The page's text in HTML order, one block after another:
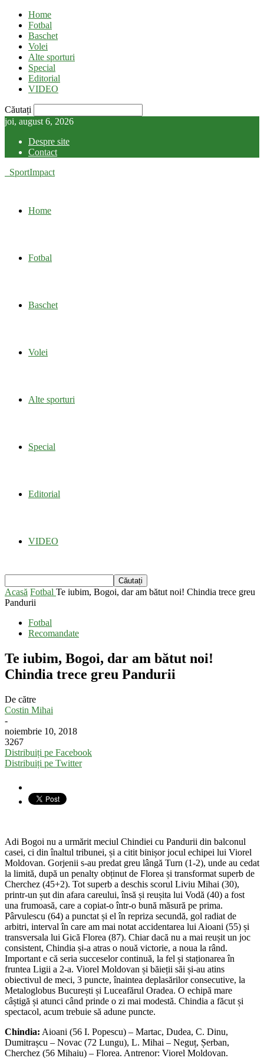
Home
Fotbal
Baschet
Volei
Alte sporturi
Special
Editorial
VIDEO
Căutați
joi, august 6, 2026
Despre site
Contact
SportImpact
Home
Fotbal
Baschet
Volei
Alte sporturi
Special
Editorial
VIDEO
Acasă Fotbal Te iubim, Bogoi, dar am bătut noi! Chindia trece greu
Pandurii
Fotbal
Recomandate
Te iubim, Bogoi, dar am bătut noi!
Chindia trece greu Pandurii
De către
Costin Mihai
-
noiembrie 10, 2018
3267
Distribuiți pe Facebook
Distribuiți pe Twitter
Adi Bogoi nu a urmărit meciul Chindiei cu Pandurii din balconul
casei, ci din înaltul tribunei, și a citit binișor jocul echipei lui Viorel
Moldovan. Gorjenii s-au predat greu lângă Turn (1-2), unde au cedat
la limită, după un penalty obținut de Florea și transformat superb de
Cherchez (45+2). Tot superb a deschis scorul Liviu Mihai (30),
printr-un șut din afara careului, însă și reușita lui Vodă (40) a fost
una frumoasă, care a copiat-o într-o bună măsură pe prima.
Pârvulescu (64) a punctat și el în repriza secundă, gol radiat de
arbitri, interval în care am mai notat accidentarea lui Aioani (55) și
transversala lui Gică Florea (87). Chiar dacă nu a mai reușit un joc
consistent, Chindia și-a atras o nouă victorie, a noua la rând.
Important e că seria succeselor continuă, la fel și staționarea în
fruntea Ligii a 2-a. Viorel Moldovan și băieții săi și-au atins
obiectivul de meci, 3 puncte, înaintea deplasărilor consecutive, la
Metaloglobus București și Luceafărul Oradea. O echipă mare
câștigă și atunci când prinde o zi mai modestă. Chindia a făcut și
spectacol, acum trebuie să adune puncte.
Chindia: Aioani (56 I. Popescu) – Martac, Dudea, C. Dinu,
Dumitrașcu – Novac (72 Lungu), L. Mihai – Neguț, Șerban,
Cherchez (56 Mihaiu) – Florea. Antrenor: Viorel Moldovan.